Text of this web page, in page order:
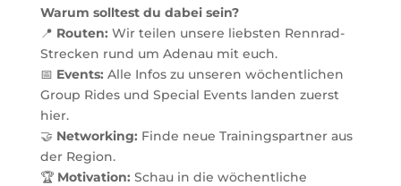
Warum solltest du dabei sein?
📍 Routen: Wir teilen unsere liebsten Rennrad-
Strecken rund um Adenau mit euch.
📅 Events: Alle Infos zu unseren wöchentlichen
Group Rides und Special Events landen zuerst
hier.
🤝 Networking: Finde neue Trainingspartner aus
der Region.
🏆 Motivation: Schau in die wöchentliche